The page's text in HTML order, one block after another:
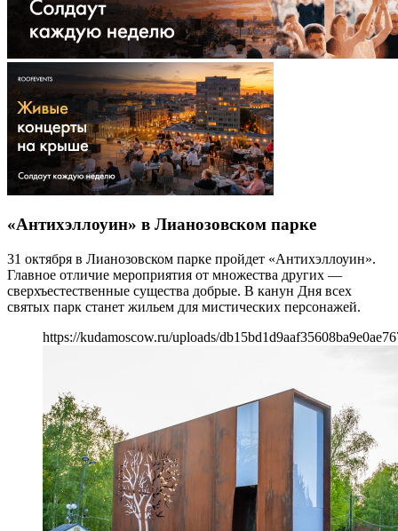
«Антихэллоуин» в Лианозовском парке
31 октября в Лианозовском парке пройдет «Антихэллоуин».
Главное отличие мероприятия от множества других —
сверхъестественные существа добрые. В канун Дня всех
святых парк станет жильем для мистических персонажей.
https://kudamoscow.ru/uploads/